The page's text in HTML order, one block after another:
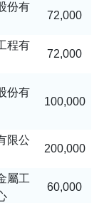
份有
72,000
程有
72,000
份有
100,000
限公
200,000
屬工
60,000